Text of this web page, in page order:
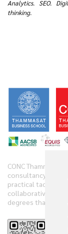
Analytics. SEO.
thinking.
CONC Thammasat
consultancy,
practical tactics.
collaborative
degrees that have